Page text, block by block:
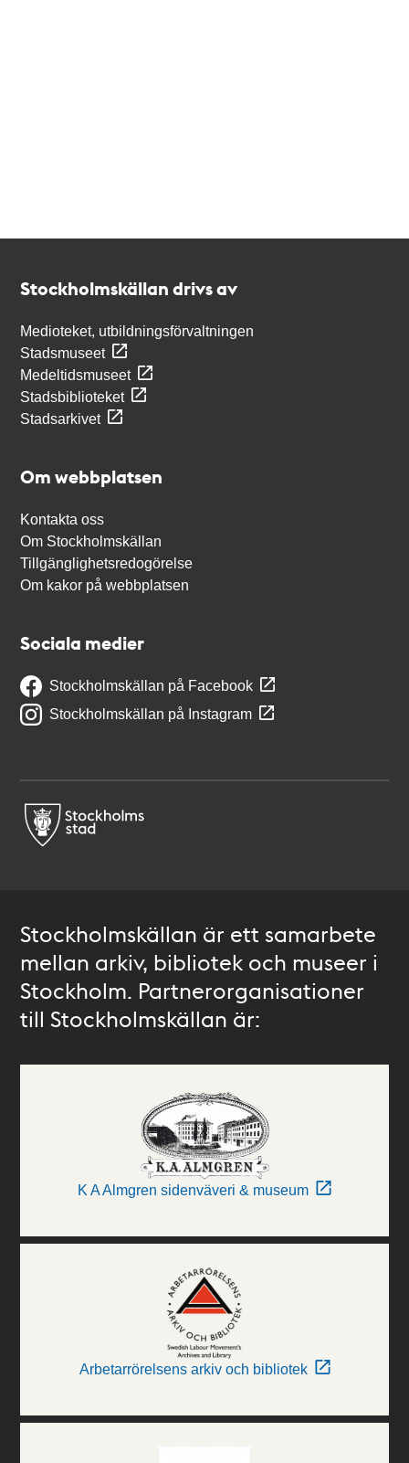
Stockholmskällan drivs av
Medioteket, utbildningsförvaltningen
Stadsmuseet
Medeltidsmuseet
Stadsbiblioteket
Stadsarkivet
Om webbplatsen
Kontakta oss
Om Stockholmskällan
Tillgänglighetsredogörelse
Om kakor på webbplatsen
Sociala medier
Stockholmskällan på Facebook
Stockholmskällan på Instagram
Stockholmskällan är ett samarbete
mellan arkiv, bibliotek och museer i
Stockholm. Partnerorganisationer
till Stockholmskällan är:
K A Almgren sidenväveri & museum
Arbetarrörelsens arkiv och bibliotek